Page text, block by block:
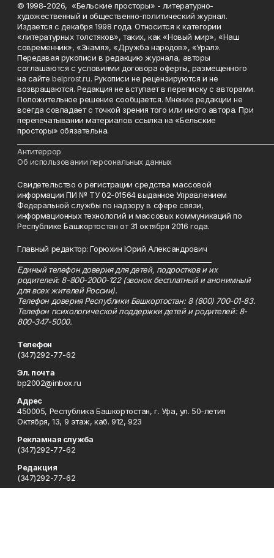
© 1998-2026, «Бельские просторы» - литературно-
художественный и общественно-политический журнал.
Издается с декабря 1998 года. Относится к категории
«литературных толстяков», таких, как «Новый мир», «Наш
современник», «Знамя», «Дружба народов», «Урал».
Передавая рукописи в редакцию журнала, авторы
соглашаются с условиями договора оферты, размещенного
на сайтеbelprost.ru. Рукописи не рецензируются и не
возвращаются. Редакция не вступает в переписку с авторами.
Положительное решение сообщается. Мнение редакции не
всегда совпадает с точкой зрения того или иного автора. При
перепечатывании материалов ссылка на «Бельские
просторы» обязательна.
Антитеррор
Об использовании персональных данных
Свидетельство о регистрации средства массовой
информации ПИ № ТУ 02-01564 выданное Управлением
Федеральной службы по надзору в сфере связи,
информационных технологий и массовых коммуникаций по
Республике Башкортостан от 31 октября 2016 года.
Главный редактор: Горюхин Юрий Александрович
Единый телефон доверия для детей, подростков и их
родителей: 8-800-2000-122 (звонок бесплатный и анонимный
для всех жителей России).
Телефон доверия Республики Башкортостан: 8 (800) 700-01-83.
Телефон психологической поддержки детей и родителей: 8-
800-347-5000.
Телефон
(347)292-77-62
Эл. почта
bp2002@inbox.ru
Адрес
450005, Республика Башкортостан, г. Уфа, ул. 50-летия
Октября, 13, 9 этаж, каб. 912, 923
Рекламная служба
(347)292-77-62
Редакция
(347)292-77-62